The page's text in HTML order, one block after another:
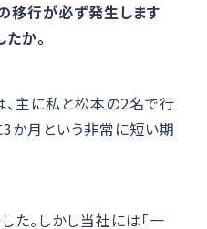
移行が必ず発生します
か。
主に私と松本の2名で行
3か月という非常に短い期
た。しかし当社には「一